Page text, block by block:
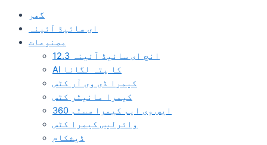
گھر
ای سائیڈ آئینہ
مصنوعات
12.3 انچ ای سائیڈ آئینہ
AI کا پتہ لگانا
کیمرا ڈی وی آر کٹس
کیمرا مانیٹر کٹس
360 ایس وی ایم کیمرا سسٹم
وائرلیس کیمرا کٹس
ڈیشکام